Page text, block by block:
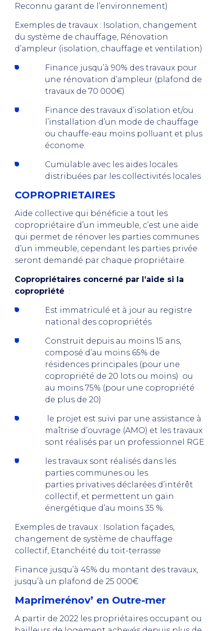
Reconnu garant de l’environnement)
Exemples de travaux : Isolation, changement
du système de chauffage, Rénovation
d’ampleur (isolation, chauffage et ventilation)
Finance jusqu’à 90% des travaux pour
une rénovation d’ampleur (plafond de
travaux de 70 000€)
Finance des travaux d’isolation et/ou
l’installation d’un mode de chauffage
ou chauffe-eau moins polluant et plus
économe.
Cumulable avec les aides locales
distribuées par les collectivités locales
COPROPRIETAIRES
Aide collective qui bénéficie a tout les
copropriétaire d’un immeuble, c’est une aide
qui permet de rénover les parties communes
d’un immeuble, cependant les parties privée
seront demandé par chaque propriétaire.
Copropriétaires concerné par l’aide si la
copropriété :
Est immatriculé et à jour au registre
national des copropriétés
Construit depuis au moins 15 ans,
composé d’au moins 65% de
résidences principales (pour une
copropriété de 20 lots ou moins) ou
au moins 75% (pour une copropriété
de plus de 20)
le projet est suivi par une assistance à
maîtrise d’ouvrage (AMO) et les travaux
sont réalisés par un professionnel RGE
les travaux sont réalisés dans les
parties communes ou les
parties privatives déclarées d’intérêt
collectif, et permettent un gain
énergétique d’au moins 35 %.
Exemples de travaux : Isolation façades,
changement de système de chauffage
collectif, Etanchéité du toit-terrasse
Finance jusqu’à 45% du montant des travaux,
jusqu’à un plafond de 25 000€
Maprimerénov’ en Outre-mer
A partir de 2022 les propriétaires occupant ou